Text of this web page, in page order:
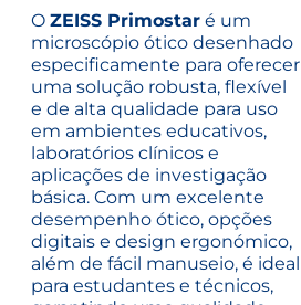
OZEISS Primostar é um
microscópio ótico desenhado
especificamente para oferecer
uma solução robusta, flexível
e de alta qualidade para uso
em ambientes educativos,
laboratórios clínicos e
aplicações de investigação
básica. Com um excelente
desempenho ótico, opções
digitais e design ergonómico,
além de fácil manuseio, é ideal
para estudantes e técnicos,